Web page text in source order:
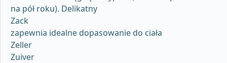
na pół roku). Delikatny
Zack
zapewnia idealne dopasowanie do ciała
Zeller
Zuiver